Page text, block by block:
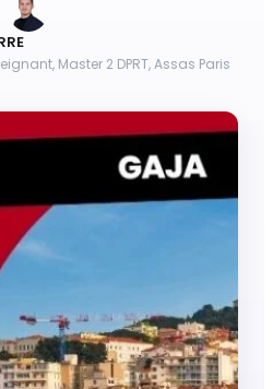
Master 2 DPRT, Assas Paris